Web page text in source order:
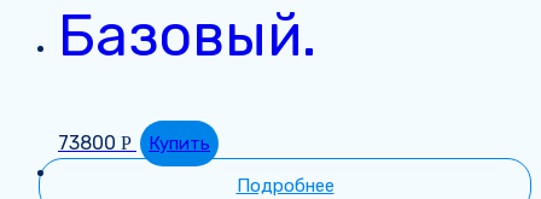
Базовый.
73800 Р
Купить
Подробнее